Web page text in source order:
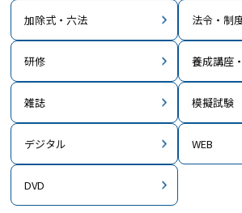
加除式・六法 法令・制
研修 養成講座
雑誌 模擬試験
デジタル WEB
DVD